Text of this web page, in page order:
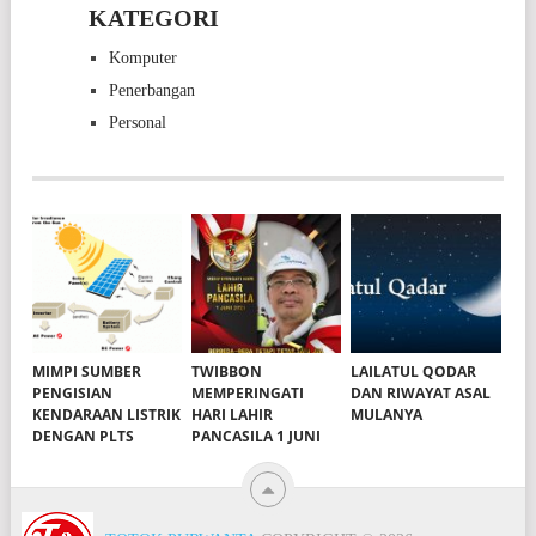
KATEGORI
Komputer
Penerbangan
Personal
MIMPI SUMBER
PENGISIAN
KENDARAAN LISTRIK
DENGAN PLTS
TWIBBON
MEMPERINGATI
HARI LAHIR
PANCASILA 1 JUNI
LAILATUL QODAR
DAN RIWAYAT ASAL
MULANYA